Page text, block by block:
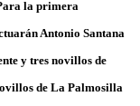
la primera
Antonio Santana
y tres novillos de
de La Palmosilla